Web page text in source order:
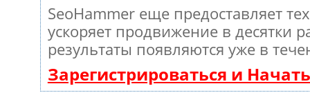
SeoHammer еще предоставляет
ускоряет продвижение в десятки
результаты появляются уже в
Зарегистрироваться и